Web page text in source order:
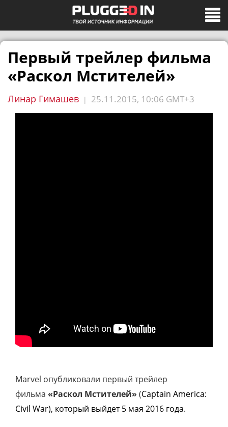
Первый трейлер фильма
«Раскол Мстителей»
Линар Гимашев | 25.11.2015, 10:06 GMT+3
Marvel опубликовали первый трейлер
фильма «Раскол Мстителей» (Captain America:
Civil War), который выйдет 5 мая 2016 года.